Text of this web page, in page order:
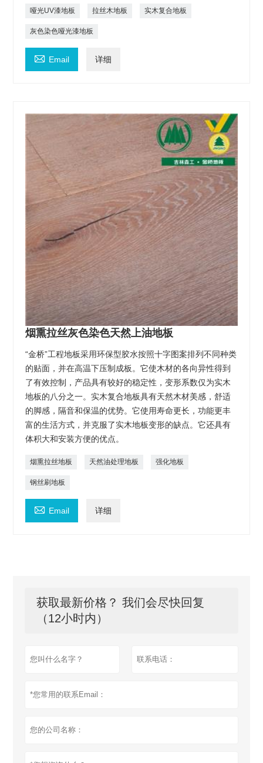
哑光UV漆地板 拉丝木地板 实木复合地板
灰色染色哑光漆地板
 Email 详细
烟熏拉丝灰色染色天然上油地板
“金桥”工程地板采用环保型胶水按照十字图案排列不同种类
的贴面，并在高温下压制成板。它使木材的各向异性得到
了有效控制，产品具有较好的稳定性，变形系数仅为实木
地板的八分之一。实木复合地板具有天然木材美感，舒适
的脚感，隔音和保温的优势。它使用寿命更长，功能更丰
富的生活方式，并克服了实木地板变形的缺点。它还具有
体积大和安装方便的优点。
烟熏拉丝地板 天然油处理地板 强化地板
钢丝刷地板
 Email 详细
获取最新价格？ 我们会尽快回复
（12小时内）